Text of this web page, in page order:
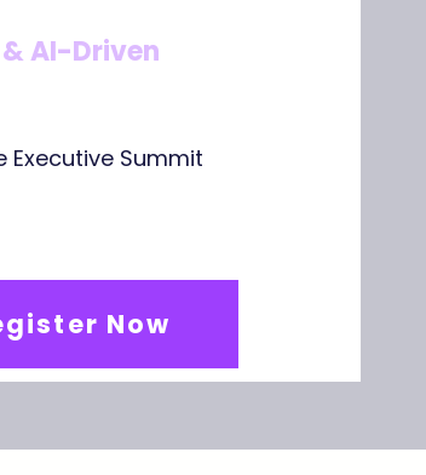
AI-Driven
Executive Summit
Now